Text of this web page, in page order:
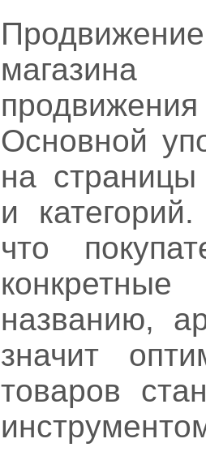
магазина
Основной
на страницы
и
что
названию,
значит
товаров